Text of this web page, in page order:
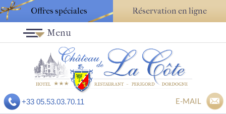
Offres spéciales Réservation en ligne
+33 05.53.03.70.11 E-MAIL
Menu